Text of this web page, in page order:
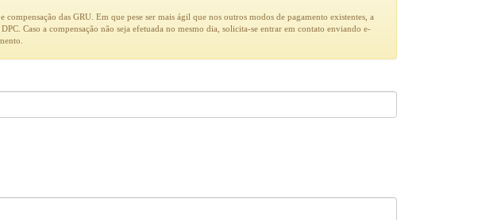
das GRU. Em que pese ser mais ágil que nos outros modos de pagamento existentes, a
Caso a compensação não seja efetuada no mesmo dia, solicita-se entrar em contato enviando e-